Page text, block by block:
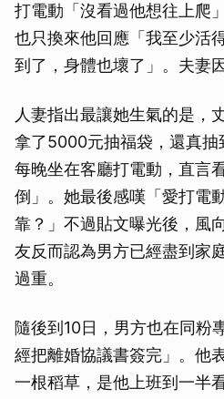
打電動「沒看過他想往上爬
也只換來他回應「我至少活
到了，身體也壞了」。夫妻
人妻指出最讓她生氣的是，
拿了5000元抽福袋，還真
每晚坐在客廳打電動，直言
倒」。她最後感嘆「愛打電
靠？」不過貼文曝光後，風
友反而認為男方已經盡到家
過重。
隨後到10日，男方也在同粉
經把離婚協議書簽完」。他
一根稻草，是他上班到一半